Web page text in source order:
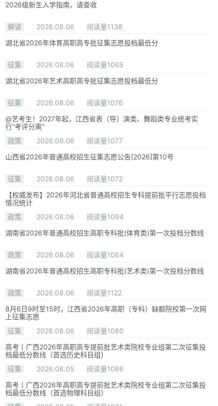
2026级新生入学指南，请查收
解读 2026.08.06
阅读量1138
湖北省2026年体育高职高专批征集志愿投档最低分
征集 2026.08.06
阅读量1065
湖北省2026年艺术高职高专批征集志愿投档最低分
征集 2026.08.06
阅读量1076
@艺考生！2027年起，江西省表（导）演类、舞蹈类专业统考实
行“考评分离”
政策
2026.08.06
阅读量1077
山西省2026年普通高校招生征集志愿公告[2026]第10号
征集 2026.08.06
阅读量1072
【权威发布】2026年河北省普通高校招生专科提前批平行志愿投档
情况统计
政策
2026.08.06
阅读量1094
湖南省2026年普通高校招生高职专科批(体育类)第一次投档分数线
政策 2026.08.06
阅读量1064
湖南省2026年普通高校招生高职专科批(艺术类)第一次投档分数线
政策 2026.08.06
阅读量1122
8月6日9时至15时，江西省2026年高职（专科）缺额院校第一次网
上征集志愿
征集
2026.08.06
阅读量1080
高考丨广西2026年高职高专提前批艺术类院校专业组第二次征集投
档最低分数线（首选历史科目组）
征集
2026.08.05
阅读量1086
高考丨广西2026年高职高专提前批艺术类院校专业组第二次征集投
档最低分数线（首选物理科目组）